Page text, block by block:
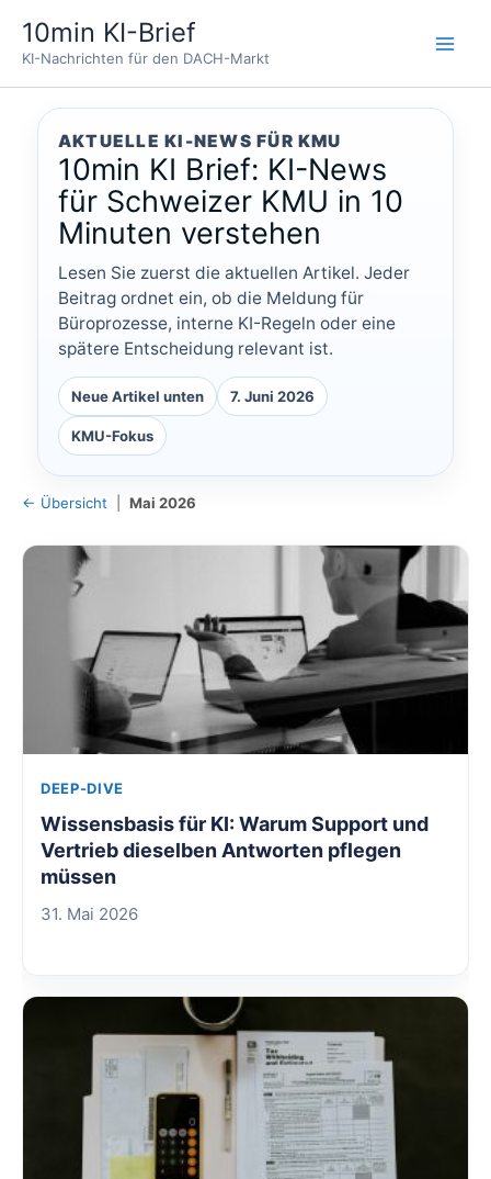
Inhalt
springen
10min KI-Brief
KI-Nachrichten für den DACH-Markt
AKTUELLE KI-NEWS FÜR KMU
10min KI Brief: KI-News
für Schweizer KMU in 10
Minuten verstehen
Lesen Sie zuerst die aktuellen Artikel. Jeder
Beitrag ordnet ein, ob die Meldung für
Büroprozesse, interne KI-Regeln oder eine
spätere Entscheidung relevant ist.
Neue Artikel unten 7. Juni 2026
KMU-Fokus
← Übersicht Mai 2026
DEEP-DIVE
Wissensbasis für KI: Warum Support und
Vertrieb dieselben Antworten pflegen
müssen
31. Mai 2026